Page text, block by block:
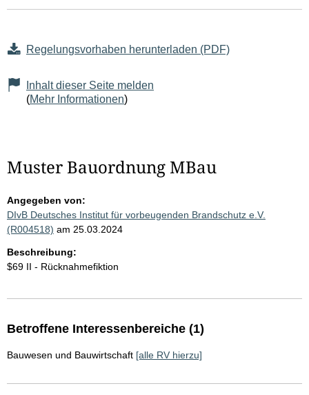
Regelungsvorhaben herunterladen (PDF)
Inhalt dieser Seite melden
(Mehr Informationen)
Muster Bauordnung MBau
Angegeben von:
DIvB Deutsches Institut für vorbeugenden Brandschutz e.V.
(R004518) am 25.03.2024
Beschreibung:
$69 II - Rücknahmefiktion
Betroffene Interessenbereiche (1)
Bauwesen und Bauwirtschaft [alle RV hierzu]